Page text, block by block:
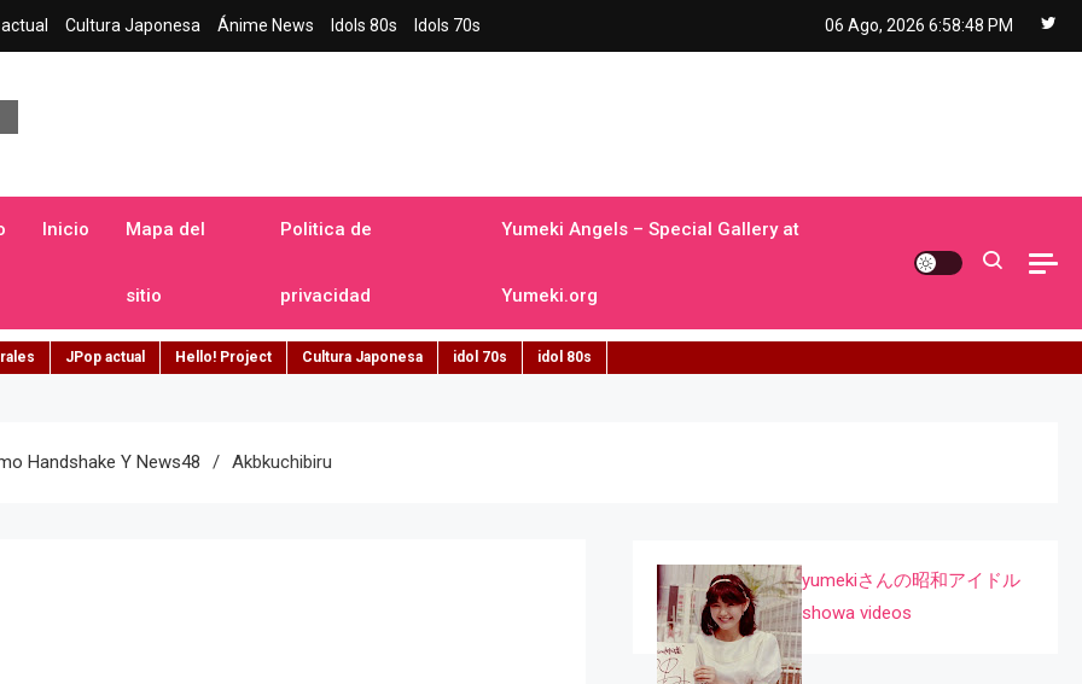
Cultura Japonesa Ánime News Idols 80s Idols 70s 06 Ago, 2026 6:58:49 PM
Inicio Mapa del
sitio
Politica de
privacidad
Yumeki Angels – Special Gallery at
Yumeki.org
JPop actual Hello! Project Cultura Japonesa idol 70s idol 80s
Handshake Y News48 Akbkuchibiru
yumekiさんの昭和アイドル
showa videos